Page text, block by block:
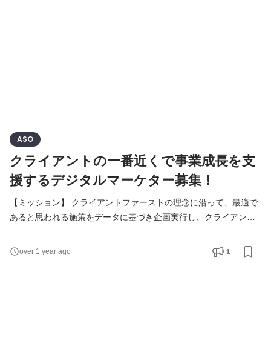
ASO
クライアントの一番近くで事業成長を支
援するデジタルマーケター募集！
【ミッション】 クライアントファーストの理念に沿って、最適で
あると思われる施策をデータに基づき企画実行し、クライアント
る施策立案・実行から、クライアントによっては、「Repro」が
持つデータだけではなく、クライアントが持つデータすべてを俯
over 1 year ago 1